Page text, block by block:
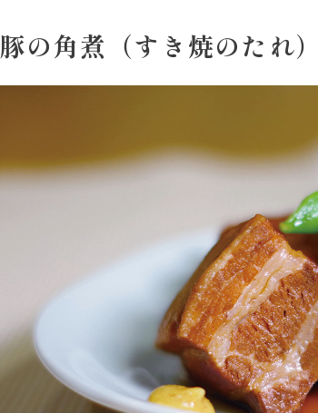
スープ 本
鍋 グ
パウチのまんまシリーズ だ
運
そ
すき焼のたれ 焼
やみつききゃべつの塩たれ だ
ハコネーゼ 完熟トマト ハ
ハコネーゼ ボンゴレ ハ
豚の角煮（すき焼のたれ）